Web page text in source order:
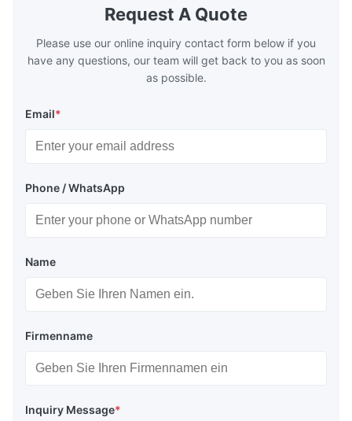
boilers is generally in the temperature
range of 200°C – 250°C, so there
Request A Quote
Please use our online inquiry contact form below if you
have any questions, our team will get back to you as soon
as possible.
Email*
Phone / WhatsApp
Name
Firmenname
Inquiry Message*